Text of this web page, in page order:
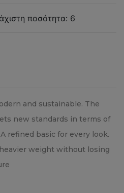
ποσότητα: 6
and sustainable. The
new standards in terms of
refined basic for every look.
weight without losing